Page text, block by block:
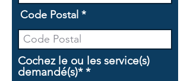
Code Postal
Cochez le ou les service(s)
demandé(s)* *O